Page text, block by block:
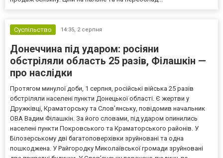
Суспільство 14:35, 2 серпня
Донеччина під ударом: росіяни
обстріляли область 25 разів, Філашкін —
про наслідки
Протягом минулої доби, 1 серпня, російські війська 25 разів
обстріляли населені пункти Донецької області. Є жертви у
Дружківці, Краматорську та Слов’янську, повідомив начальник
ОВА Вадим Філашкін. За його словами, під ударом опинились
населені пункти Покровського та Краматорського районів. У
Білозерському дві багатоповерхівки зруйновані та одна
пошкоджена. У Райгородку Миколаївської громади зруйновані